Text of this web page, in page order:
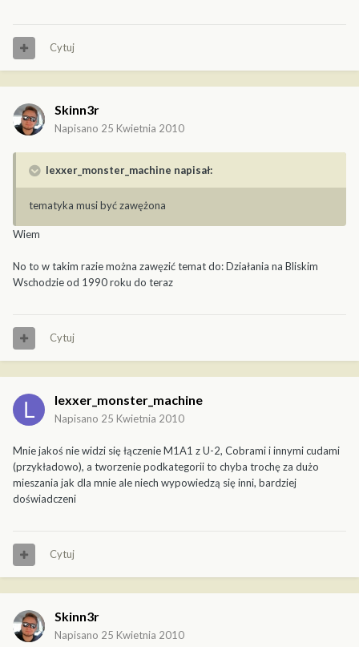
Cytuj
Skinn3r
Napisano 25 Kwietnia 2010
lexxer_monster_machine napisał:
tematyka musi być zawężona
Wiem
No to w takim razie można zawęzić temat do: Działania na Bliskim
Wschodzie od 1990 roku do teraz
Cytuj
lexxer_monster_machine
Napisano 25 Kwietnia 2010
Mnie jakoś nie widzi się łączenie M1A1 z U-2, Cobrami i innymi cudami
(przykładowo), a tworzenie podkategorii to chyba trochę za dużo
mieszania jak dla mnie ale niech wypowiedzą się inni, bardziej
doświadczeni
Cytuj
Skinn3r
Napisano 25 Kwietnia 2010